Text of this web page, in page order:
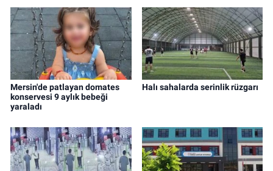
Mersin'de patlayan domates
konservesi 9 aylık bebeği
yaraladı
Halı sahalarda serinlik rüzgarı